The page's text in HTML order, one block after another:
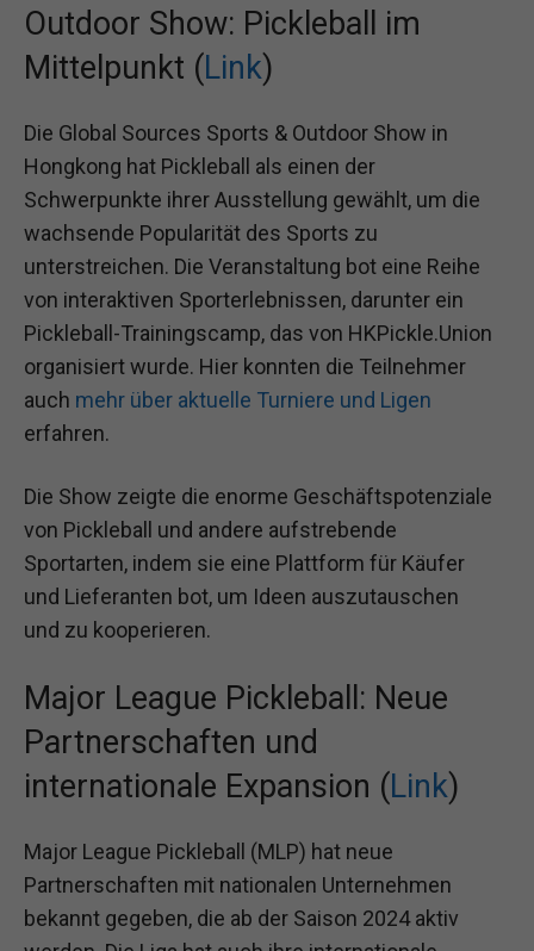
Outdoor Show: Pickleball im
Mittelpunkt (Link)
Die Global Sources Sports & Outdoor Show in
Hongkong hat Pickleball als einen der
Schwerpunkte ihrer Ausstellung gewählt, um die
wachsende Popularität des Sports zu
unterstreichen. Die Veranstaltung bot eine Reihe
von interaktiven Sporterlebnissen, darunter ein
Pickleball-Trainingscamp, das von HKPickle.Union
organisiert wurde. Hier konnten die Teilnehmer
auch mehr über aktuelle Turniere und Ligen
erfahren.
Die Show zeigte die enorme Geschäftspotenziale
von Pickleball und andere aufstrebende
Sportarten, indem sie eine Plattform für Käufer
und Lieferanten bot, um Ideen auszutauschen
und zu kooperieren.
Major League Pickleball: Neue
Partnerschaften und
internationale Expansion (Link)
Major League Pickleball (MLP) hat neue
Partnerschaften mit nationalen Unternehmen
bekannt gegeben, die ab der Saison 2024 aktiv